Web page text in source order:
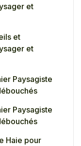
et
et
et
Paysagiste
Paysagiste
Haie pour